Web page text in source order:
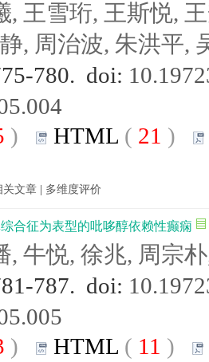
, 王雪珩, 王斯悦,
, 周治波, 朱洪平,
780. doi:
) HTML ( 21 )
关文章 多维度评价
合征为表型的吡哆醇依赖性癫痫
, 牛悦, 徐兆, 周宗
787. doi:
) HTML ( 11 )